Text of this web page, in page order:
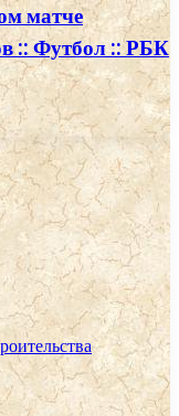
матче
:: Футбол :: РБК